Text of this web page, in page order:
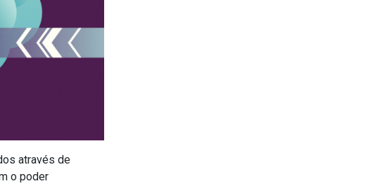
através de
o poder